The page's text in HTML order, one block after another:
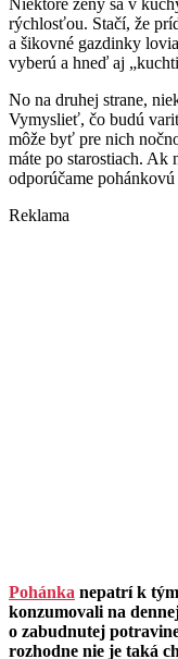
Niektoré ženy sa v
rýchlosťou. Stačí, že
a šikovné gazdinky
vyberú a hneď aj
No na druhej strane,
Vymyslieť, čo budú
môže byť pre nich
máte po starostiach. Ak
odporúčame pohánkovú
Reklama
Pohánka nepatrí k
konzumovali na
o zabudnutej
rozhodne nie je taká